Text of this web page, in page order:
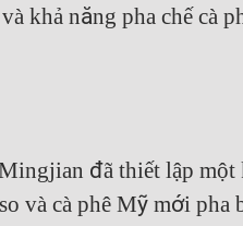
khả năng pha chế cà
đã thiết lập
và cà phê Mỹ mới pha